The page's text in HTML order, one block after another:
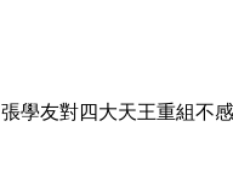
學友對四大天王重組不